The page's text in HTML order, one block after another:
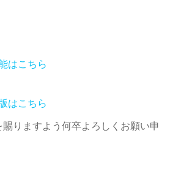
はこちら
はこちら
りますよう何卒よろしくお願い申